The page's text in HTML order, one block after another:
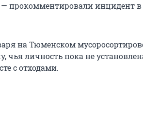
— прокомментировали инцидент
на Тюменском
чья личность пока не
с отходами.